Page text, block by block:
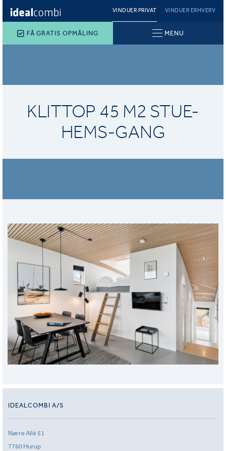
VINDUER PRIVAT VINDUER ERHVERV
FÅ GRATIS OPMÅLING MENU
KLITTOP 45 M2 STUE-
HEMS-GANG
IDEALCOMBI A/S
Nørre Allé 51
7760 Hurup